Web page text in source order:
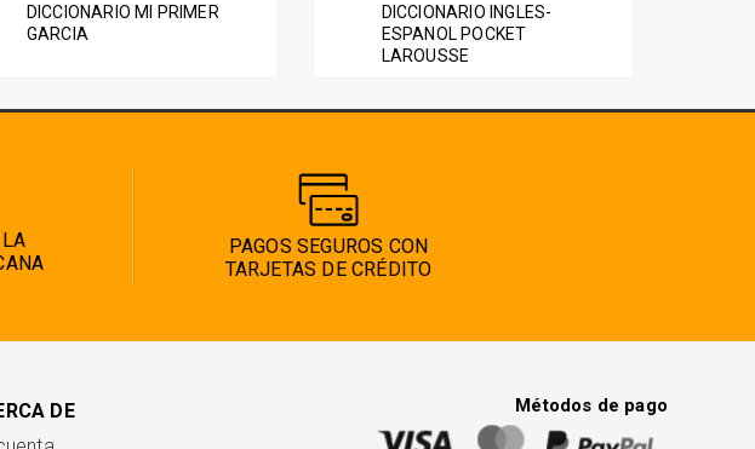
DICCIONARIO MI PRIMER
GARCIA
DICCIONARIO INGLES-
ESPANOL POCKET
LAROUSSE
PAGOS SEGUROS CON
TARJETAS DE CRÉDITO
DE
Métodos de pago